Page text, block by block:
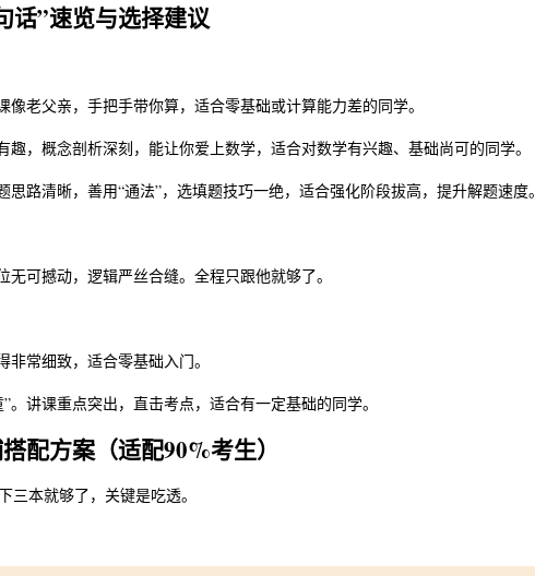
话”速览与选择建议
像老父亲，手把手带你算，适合零基础或计算能力差的同学。
趣，概念剖析深刻，能让你爱上数学，适合对数学有兴趣、基础尚可的同学。
思路清晰，善用“通法”，选填题技巧一绝，适合强化阶段拔高，提升解题速度。
无可撼动，逻辑严丝合缝。全程只跟他就够了。
非常细致，适合零基础入门。
。讲课重点突出，直击考点，适合有一定基础的同学。
配方案（适配90%考生）
三本就够了，关键是吃透。